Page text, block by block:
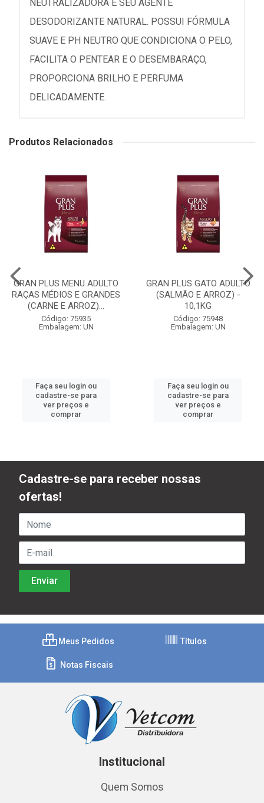
NEUTRALIZADORA E SEU AGENTE
DESODORIZANTE NATURAL. POSSUI FÓRMULA
SUAVE E PH NEUTRO QUE CONDICIONA O PELO,
FACILITA O PENTEAR E O DESEMBARAÇO,
PROPORCIONA BRILHO E PERFUMA
DELICADAMENTE.
Produtos Relacionados
GRAN PLUS MENU ADULTO
RAÇAS MÉDIOS E GRANDES
(CARNE E ARROZ)...
Código: 75935
Embalagem: UN
Faça seu login ou
cadastre-se para
ver preços e
comprar
GRAN PLUS GATO ADULTO
(SALMÃO E ARROZ) -
10,1KG
Código: 75948
Embalagem: UN
Faça seu login ou
cadastre-se para
ver preços e
comprar
Cadastre-se para receber nossas
ofertas!
Meus Pedidos Títulos
Notas Fiscais
Institucional
Quem Somos